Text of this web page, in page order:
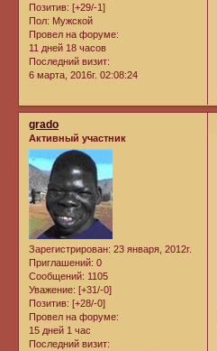
Позитив: [+29/-1]
Пол: Мужской
Провел на форуме:
11 дней 18 часов
Последний визит:
6 марта, 2016г. 02:08:24
grado
Активный участник
Зарегистрирован: 23 января, 2012г.
Приглашений: 0
Сообщений: 1105
Уважение: [+31/-0]
Позитив: [+28/-0]
Провел на форуме:
15 дней 1 час
Последний визит: